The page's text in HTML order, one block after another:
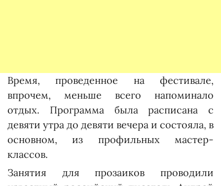
Время, проведенное на фестивале,
впрочем, меньше всего напоминало
отдых. Программа была расписана с
девяти утра до девяти вечера и состояла, в
основном, из профильных мастер-
классов.
Занятия для прозаиков проводили